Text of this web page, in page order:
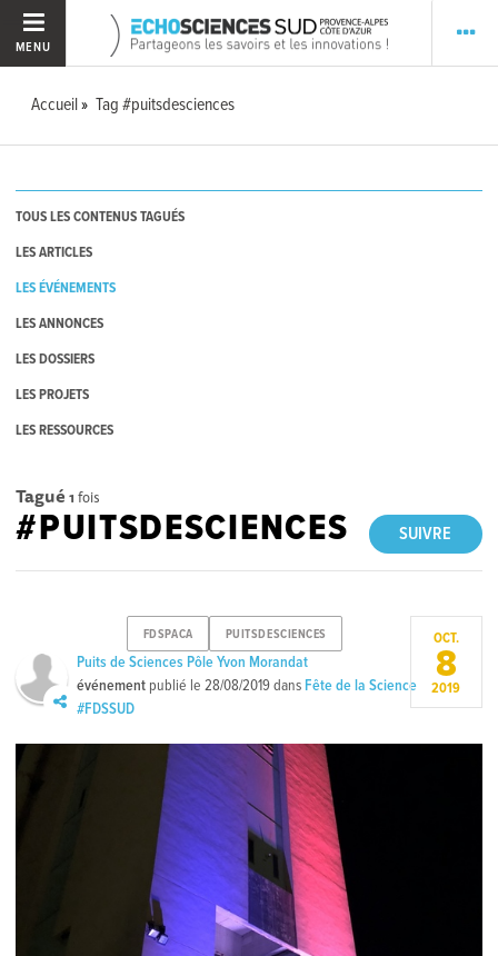
MENU
Accueil Tag #puitsdesciences
TOUS LES CONTENUS TAGUÉS
LES ARTICLES
LES ÉVÉNEMENTS
LES ANNONCES
LES DOSSIERS
LES PROJETS
LES RESSOURCES
Tagué 1 fois
SUIVRE
#PUITSDESCIENCES
FDSPACA PUITSDESCIENCES
Puits de Sciences Pôle Yvon Morandat
événement publié le28/08/2019dans Fête de la Science
#FDSSUD
OCT.
8
2019